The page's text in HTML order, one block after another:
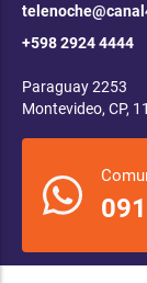
+598 2924 4444
Paraguay 2253
Montevideo, CP,